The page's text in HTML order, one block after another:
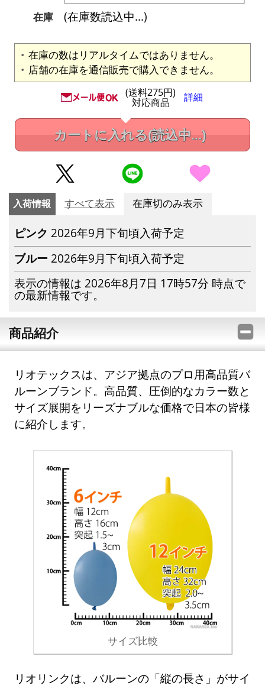
在庫
(在庫数読込中...)
在庫の数はリアルタイムではありません。
店舗の在庫を通信販売で購入できません。
(送料275円)
対応商品 詳細
カートに入れる(読込中...)
入荷情報 すべて表示 在庫切のみ表示
ピンク 2026年9月下旬頃入荷予定
ブルー 2026年9月下旬頃入荷予定
表示の情報は 2026年8月7日 17時57分 時点で
の最新情報です。
商品紹介
リオテックスは、アジア拠点のプロ用高品質バ
ルーンブランド。高品質、圧倒的なカラー数と
サイズ展開をリーズナブルな価格で日本の皆様
に紹介します。
サイズ比較
リオリンクは、バルーンの「縦の長さ」がサイ